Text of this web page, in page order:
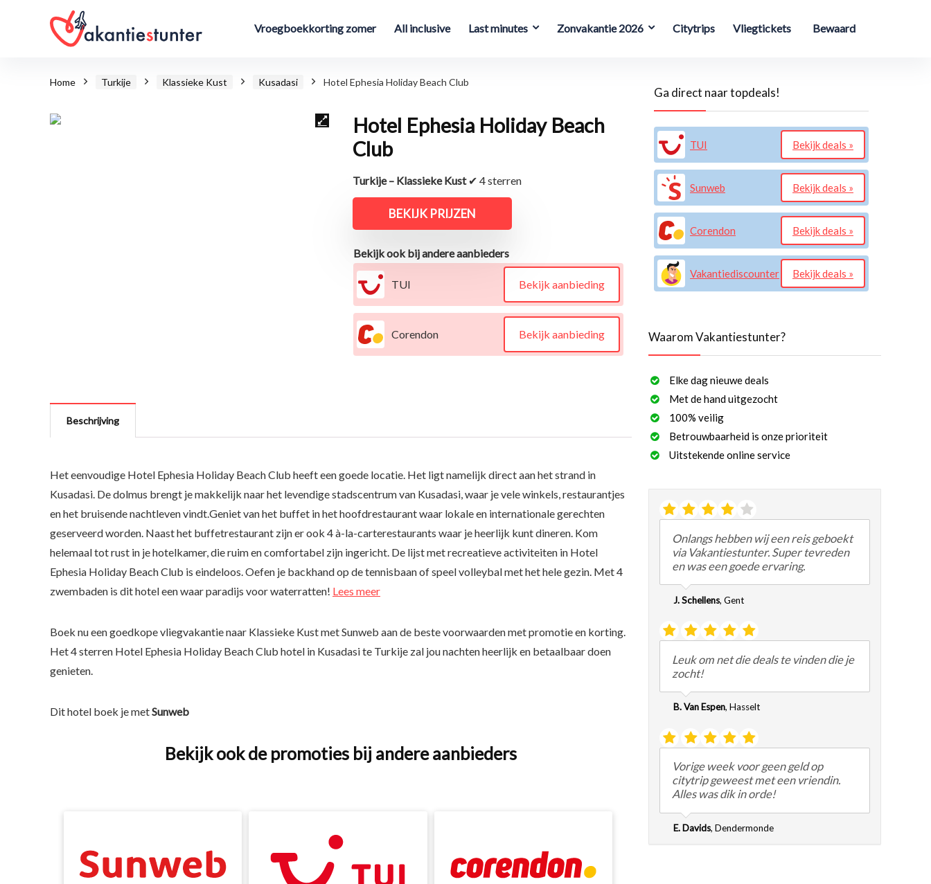
Vroegboekkorting zomer All inclusive Last minutes Zonvakantie 2026 Citytrips Vliegtickets Bewaard
Home Turkije Klassieke Kust Kusadasi Hotel Ephesia Holiday Beach Club
Hotel Ephesia Holiday Beach
Club
Turkije – Klassieke Kust✔ 4 sterren
BEKIJK PRIJZEN
Bekijk ook bij andere aanbieders
TUI Bekijk aanbieding
Corendon Bekijk aanbieding
Beschrijving
Het eenvoudige Hotel Ephesia Holiday Beach Club heeft een goede locatie. Het ligt namelijk direct aan het strand in
Kusadasi. De dolmus brengt je makkelijk naar het levendige stadscentrum van Kusadasi, waar je vele winkels, restaurantjes
en het bruisende nachtleven vindt.Geniet van het buffet in het hoofdrestaurant waar lokale en internationale gerechten
geserveerd worden. Naast het buffetrestaurant zijn er ook 4 à-la-carterestaurants waar je heerlijk kunt dineren. Kom
helemaal tot rust in je hotelkamer, die ruim en comfortabel zijn ingericht. De lijst met recreatieve activiteiten in Hotel
Ephesia Holiday Beach Club is eindeloos. Oefen je backhand op de tennisbaan of speel volleybal met het hele gezin. Met 4
zwembaden is dit hotel een waar paradijs voor waterratten! Lees meer
Boek nu een goedkope vliegvakantie naar Klassieke Kust met Sunweb aan de beste voorwaarden met promotie en korting.
Het 4 sterren Hotel Ephesia Holiday Beach Club hotel in Kusadasi te Turkije zal jou nachten heerlijk en betaalbaar doen
genieten.
Dit hotel boek je metSunweb
Bekijk ook de promoties bij andere aanbieders
Ga direct naar topdeals!
TUI Bekijk deals »
Sunweb Bekijk deals »
Corendon Bekijk deals »
Vakantiediscounter Bekijk deals »
Waarom Vakantiestunter?
Elke dag nieuwe deals
Met de hand uitgezocht
100% veilig
Betrouwbaarheid is onze prioriteit
Uitstekende online service
Onlangs hebben wij een reis geboekt
via Vakantiestunter. Super tevreden
en was een goede ervaring.
J. Schellens, Gent
Leuk om net die deals te vinden die je
zocht!
B. Van Espen, Hasselt
Vorige week voor geen geld op
citytrip geweest met een vriendin.
Alles was dik in orde!
E. Davids, Dendermonde